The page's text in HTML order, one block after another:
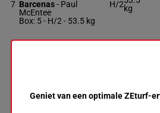
7 Barcenas- Paul
McEntee
Box: 5 - H/2 - 53.5 kg
H/2kg
Geniet van een optimale ZEturf-